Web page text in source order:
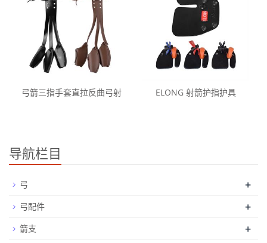
弓箭三指手套直拉反曲弓射 ELONG 射箭护指护具
导航栏目
弓 +
弓配件 +
箭支 +